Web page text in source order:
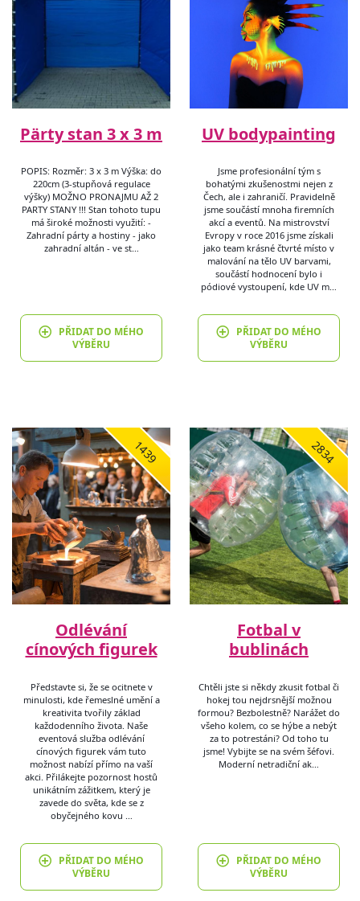
Pärty stan 3 x 3 m
POPIS: Rozměr: 3 x 3 m Výška: do
220cm (3-stupňová regulace
výšky) MOŽNO PRONAJMU AŽ 2
PARTY STANY !!! Stan tohoto tupu
má široké možnosti využití: -
Zahradní párty a hostiny - jako
zahradní altán - ve st…
PŘIDAT DO MÉHO
VÝBĚRU
UV bodypainting
Jsme profesionální tým s
bohatými zkušenostmi nejen z
Čech, ale i zahraničí. Pravidelně
jsme součástí mnoha firemních
akcí a eventů. Na mistrovství
Evropy v roce 2016 jsme získali
jako team krásné čtvrté místo v
malování na tělo UV barvami,
součástí hodnocení bylo i
pódiové vystoupení, kde UV m…
PŘIDAT DO MÉHO
VÝBĚRU
1439
Odlévání
cínových figurek
Představte si, že se ocitnete v
minulosti, kde řemeslné umění a
kreativita tvořily základ
každodenního života. Naše
eventová služba odlévání
cínových figurek vám tuto
možnost nabízí přímo na vaší
akci. Přilákejte pozornost hostů
unikátním zážitkem, který je
zavede do světa, kde se z
obyčejného kovu …
PŘIDAT DO MÉHO
VÝBĚRU
2834
Fotbal v
bublinách
Chtěli jste si někdy zkusit fotbal či
hokej tou nejdrsnější možnou
formou? Bezbolestně? Narážet do
všeho kolem, co se hýbe a nebýt
za to potrestáni? Od toho tu
jsme! Vybijte se na svém šéfovi.
Moderní netradiční ak…
PŘIDAT DO MÉHO
VÝBĚRU